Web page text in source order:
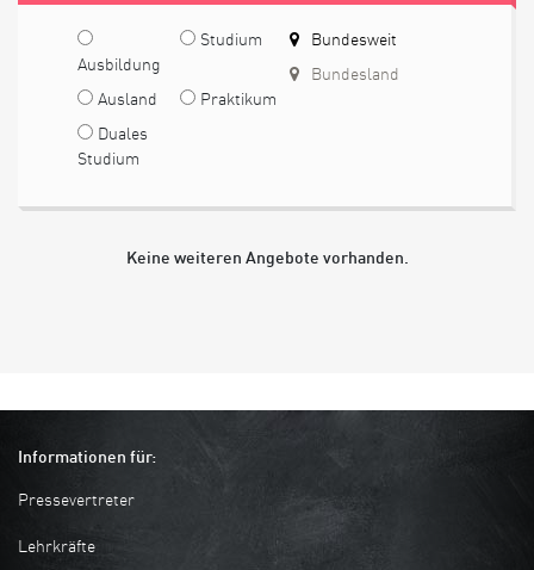
Ausbildung
Studium
Ausland Praktikum
Duales
Studium
Bundesweit
Bundesland
Keine weiteren Angebote vorhanden.
Informationen für:
Pressevertreter
Lehrkräfte